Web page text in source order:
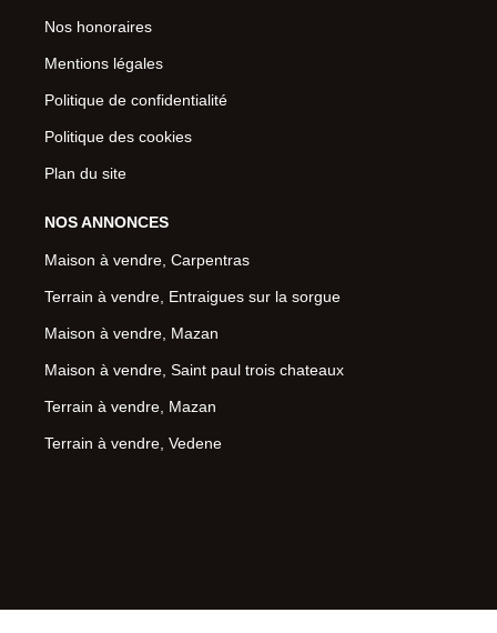
Nos honoraires
Mentions légales
Politique de confidentialité
Politique des cookies
Plan du site
NOS ANNONCES
Maison à vendre, Carpentras
Terrain à vendre, Entraigues sur la sorgue
Maison à vendre, Mazan
Maison à vendre, Saint paul trois chateaux
Terrain à vendre, Mazan
Terrain à vendre, Vedene